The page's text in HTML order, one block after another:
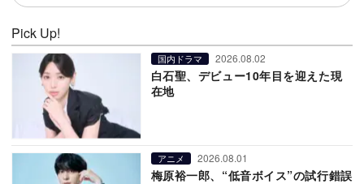
Pick Up!
国内ドラマ 2026.08.02
白石聖、デビュー10年目を迎えた現
在地
アニメ 2026.08.01
梅原裕一郎、“低音ボイス”の試行錯誤